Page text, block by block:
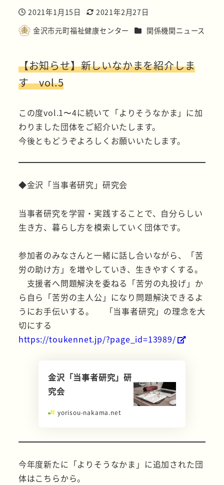
投稿日
2021年1月15日
更新日
2021年2月27日
著
金沢市元町福祉健康センター カテゴリー
関係機関ニュース
【お知らせ】新しいなかまを紹介しま
す vol.5
この度vol.1〜4に続いて「よりそうなかま」に加
わりました団体をご紹介いたします。
今後ともどうぞよろしくお願いいたします。
◆金沢「当事者研究」研究会
当事者研究を学習・実践することで、自分らしい
生き方、暮らし方を模索していく団体です。
参加者のみなさんと一緒に話し合いながら、「苦
労の助け方」を増やしていき、生きやすくする。
支援者へ問題解決を委ねる「苦労の丸投げ」か
ら自ら「苦労の主人公」になり問題解決できるよ
うにお手伝いする。 「当事者研究」の理念を大
切にする
https://toukennet.jp/?page_id=13989/
金沢「当事者研究」研
究会
yorisou-nakama.net
今年度新たに「よりそうなかま」に追加された団
体はこちらから。